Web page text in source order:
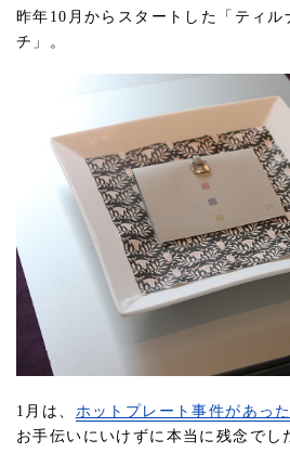
昨年10月からスタートした「ティル
チ」。
1月は、 ホットプレート事件があった
お手伝いにいけずに本当に残念でし